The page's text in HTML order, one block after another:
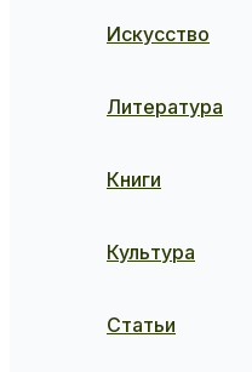
Искусство
Литература
Книги
Культура
Статьи